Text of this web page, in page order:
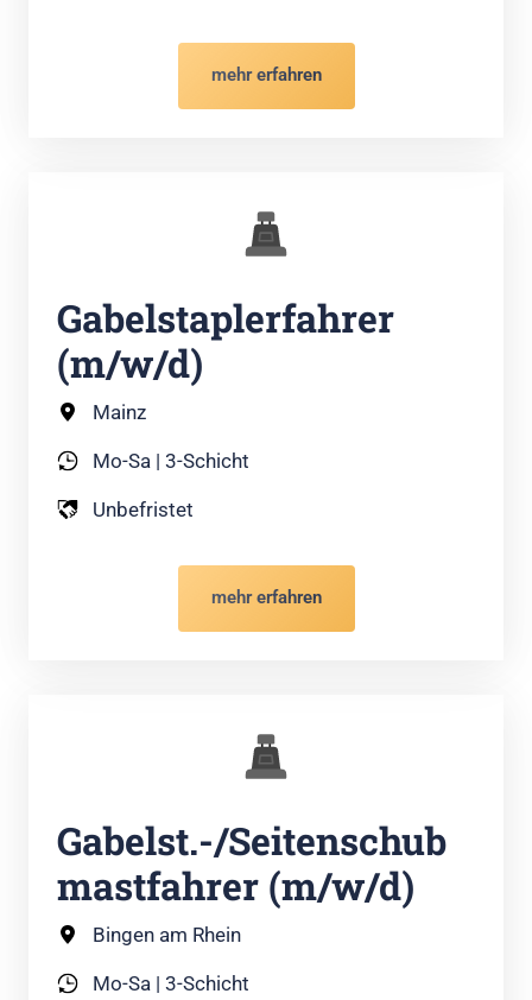
mehr erfahren
Gabelstaplerfahrer
(m/w/d)
Mainz
Mo-Sa | 3-Schicht
Unbefristet
mehr erfahren
Gabelst.-/Seitenschub
mastfahrer (m/w/d)
Bingen am Rhein
Mo-Sa | 3-Schicht